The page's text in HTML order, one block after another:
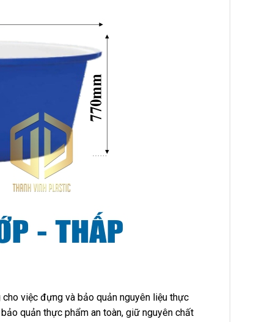
việc đựng và bảo quản nguyên liệu thực
quản thực phẩm an toàn, giữ nguyên chất